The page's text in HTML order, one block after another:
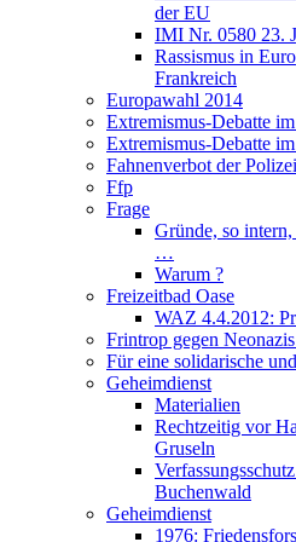
der EU
IMI Nr. 0580 23.
Rassismus in
Frankreich
Europawahl 2014
Extremismus-Debatte
Extremismus-Debatte
Fahnenverbot der
Ffp
Frage
Gründe, so
…
Warum ?
Freizeitbad Oase
WAZ 4.4.2012:
Frintrop gegen
Für eine solidarische
Geheimdienst
Materialien
Rechtzeitig vor
Gruseln
Buchenwald
Geheimdienst
1976: